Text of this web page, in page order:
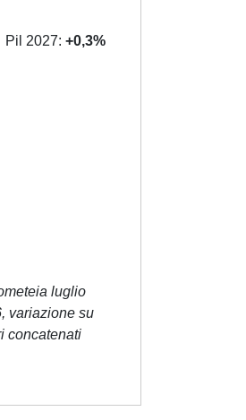
Pil 2027: +0,3%
luglio
variazione su
concatenati